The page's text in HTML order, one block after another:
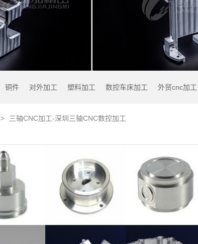
铜件 对外加工 塑料加工 数控车床加工 外贸cnc加工
> 三轴CNC加工-深圳三轴CNC数控加工